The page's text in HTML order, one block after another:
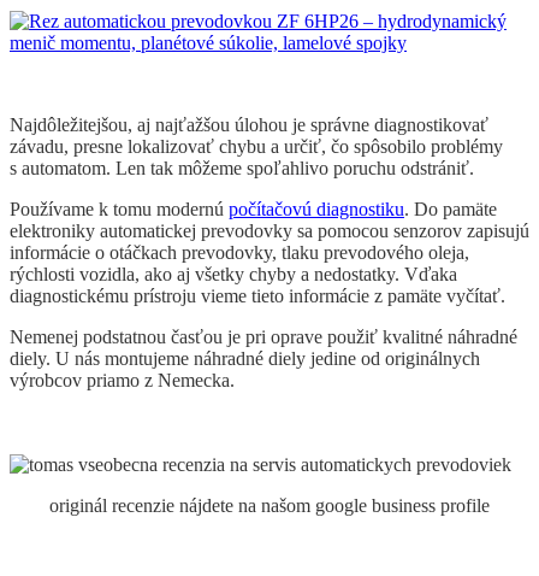
Najdôležitejšou, aj najťažšou úlohou je správne diagnostikovať
závadu, presne lokalizovať chybu a určiť, čo spôsobilo problémy
s automatom. Len tak môžeme spoľahlivo poruchu odstrániť.
Používame k tomu modernú počítačovú diagnostiku. Do pamäte
elektroniky automatickej prevodovky sa pomocou senzorov zapisujú
informácie o otáčkach prevodovky, tlaku prevodového oleja,
rýchlosti vozidla, ako aj všetky chyby a nedostatky. Vďaka
diagnostickému prístroju vieme tieto informácie z pamäte vyčítať.
Nemenej podstatnou časťou je pri oprave použiť kvalitné náhradné
diely. U nás montujeme náhradné diely jedine od originálnych
výrobcov priamo z Nemecka.
originál recenzie nájdete na našom google business profile